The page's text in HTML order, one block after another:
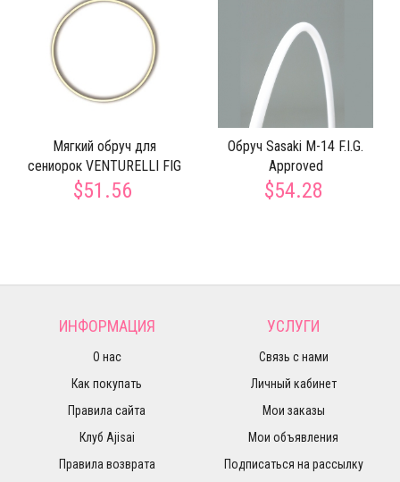
Мягкий обруч для
сениорок VENTURELLI FIG
$51.56
Обруч Sasaki M-14 F.I.G.
Approved
$54.28
ИНФОРМАЦИЯ
О нас
Как покупать
Правила сайта
Клуб Ajisai
Правила возврата
УСЛУГИ
Связь с нами
Личный кабинет
Мои заказы
Мои объявления
Подписаться на рассылку